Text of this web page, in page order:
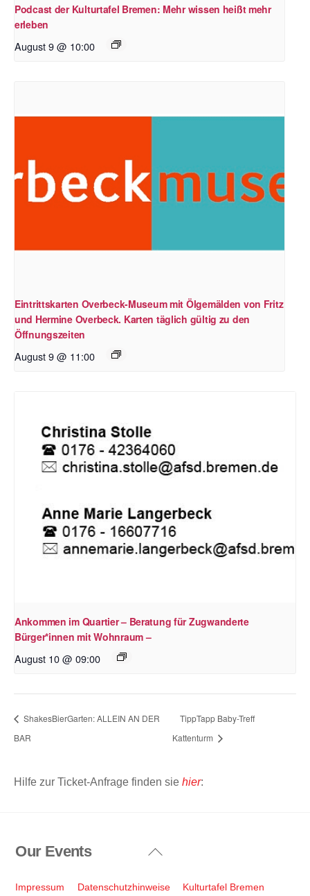
Podcast der Kulturtafel Bremen: Mehr wissen heißt mehr
erleben
August 9 @ 10:00
Eintrittskarten Overbeck-Museum mit Ölgemälden von Fritz
und Hermine Overbeck. Karten täglich gültig zu den
Öffnungszeiten
August 9 @ 11:00
Ankommen im Quartier – Beratung für Zugwanderte
Bürger*innen mit Wohnraum –
August 10 @ 09:00
ShakesBierGarten: ALLEIN AN DER
BAR
TippTapp Baby-Treff
Kattenturm
Hilfe zur Ticket-Anfrage finden sie hier:
Back
Top
Our Events
Impressum Datenschutzhinweise Kulturtafel Bremen